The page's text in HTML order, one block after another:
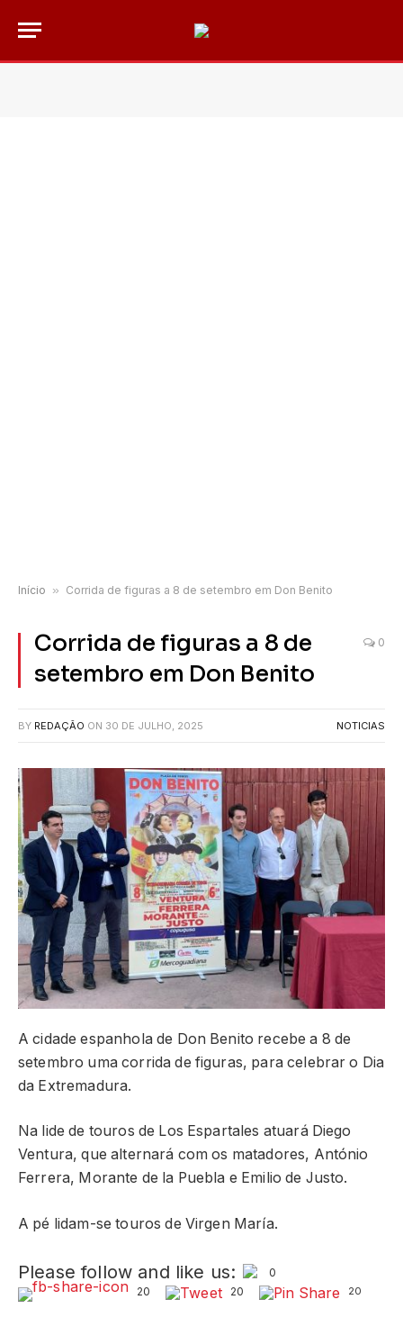
Início » Corrida de figuras a 8 de setembro em Don Benito
Corrida de figuras a 8 de
setembro em Don Benito
0
BY REDAÇÃO ON 30 DE JULHO, 2025 NOTICIAS
A cidade espanhola de Don Benito recebe a 8 de
setembro uma corrida de figuras, para celebrar o Dia
da Extremadura.
Na lide de touros de Los Espartales atuará Diego
Ventura, que alternará com os matadores, António
Ferrera, Morante de la Puebla e Emilio de Justo.
A pé lidam-se touros de Virgen María.
Please follow and like us:
0
20
20 20